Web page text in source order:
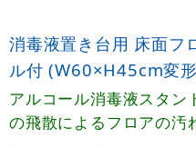
消毒液置き台用 床面フ
ル付 (W60×H45cm変
アルコール消毒液スタン
の飛散によるフロアの汚